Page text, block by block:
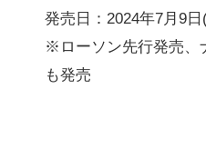
発売日：2024年7月9日
※ローソン先行発売、
も発売